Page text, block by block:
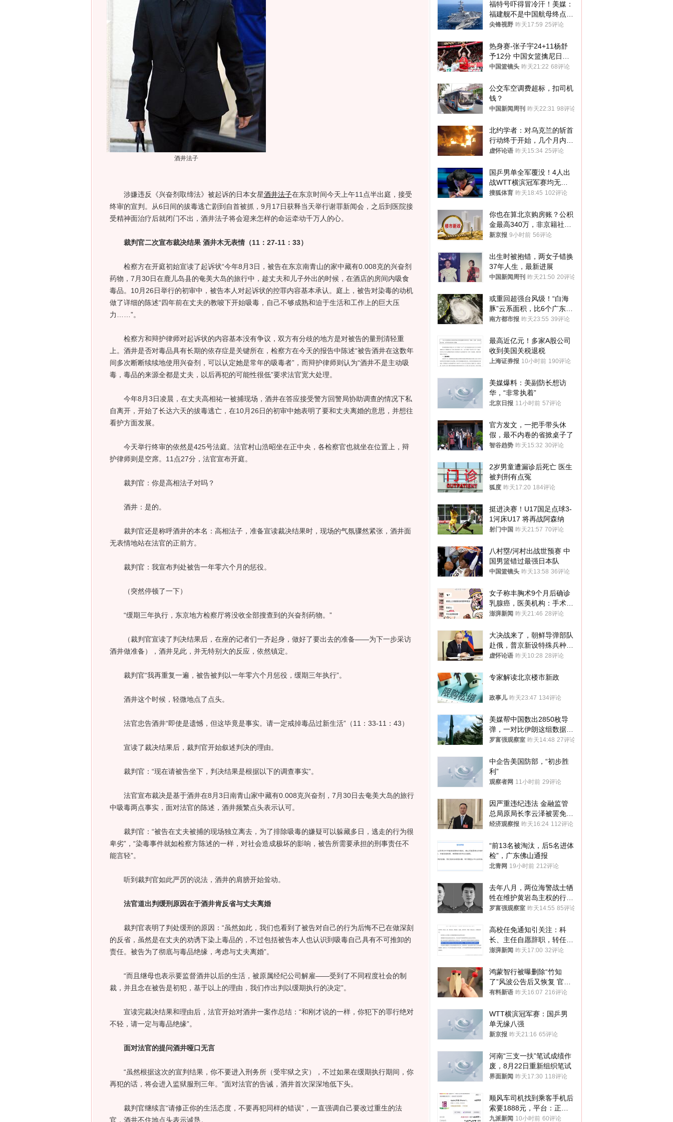
酒井法子
涉嫌违反《兴奋剂取缔法》被起诉的日本女星酒井法子在东京时间今天上午11点半出庭，接受
终审的宣判。从6日间的拔毒逃亡剧到自首被抓，9月17日获释当天举行谢罪新闻会，之后到医院接
受精神面治疗后就闭门不出，酒井法子将会迎来怎样的命运牵动千万人的心。
裁判官二次宣布裁决结果 酒井木无表情（11：27-11：33）
检察方在开庭初始宣读了起诉状“今年8月3日，被告在东京南青山的家中藏有0.008克的兴奋剂
药物，7月30日在鹿儿岛县的奄美大岛的旅行中，趁丈夫和儿子外出的时候，在酒店的房间内吸食
毒品。10月26日举行的初审中，被告本人对起诉状的控罪内容基本承认。庭上，被告对染毒的动机
做了详细的陈述“四年前在丈夫的教唆下开始吸毒，自己不够成熟和迫于生活和工作上的巨大压
力……”。
检察方和辩护律师对起诉状的内容基本没有争议，双方有分歧的地方是对被告的量刑清轻重
上。酒井是否对毒品具有长期的依存症是关键所在，检察方在今天的报告中陈述“被告酒井在这数年
间多次断断续续地使用兴奋剂，可以认定她是常年的吸毒者”，而辩护律师则认为“酒井不是主动吸
毒，毒品的来源全都是丈夫，以后再犯的可能性很低”要求法官宽大处理。
今年8月3日凌晨，在丈夫高相祐一被捕现场，酒井在答应接受警方回警局协助调查的情况下私
自离开，开始了长达六天的拔毒逃亡，在10月26日的初审中她表明了要和丈夫离婚的意思，并想往
看护方面发展。
今天举行终审的依然是425号法庭。法官村山浩昭坐在正中央，各检察官也就坐在位置上，辩
护律师则是空席。11点27分，法官宣布开庭。
裁判官：你是高相法子对吗？
酒井：是的。
裁判官还是称呼酒井的本名：高相法子，准备宣读裁决结果时，现场的气氛骤然紧张，酒井面
无表情地站在法官的正前方。
裁判官：我宣布判处被告一年零六个月的惩役。
（突然停顿了一下）
“缓期三年执行，东京地方检察厅将没收全部搜查到的兴奋剂药物。”
（裁判官宣读了判决结果后，在座的记者们一齐起身，做好了要出去的准备——为下一步采访
酒井做准备），酒井见此，并无特别大的反应，依然镇定。
裁判官“我再重复一遍，被告被判以一年零六个月惩役，缓期三年执行”。
酒井这个时候，轻微地点了点头。
法官忠告酒井“即使是遗憾，但这毕竟是事实。请一定戒掉毒品过新生活”（11：33-11：43）
宣读了裁决结果后，裁判官开始叙述判决的理由。
裁判官：“现在请被告坐下，判决结果是根据以下的调查事实”。
法官宣布裁决是基于酒井在8月3日南青山家中藏有0.008克兴奋剂，7月30日去奄美大岛的旅行
中吸毒两点事实，面对法官的陈述，酒井频繁点头表示认可。
裁判官：“被告在丈夫被捕的现场独立离去，为了排除吸毒的嫌疑可以躲藏多日，逃走的行为很
卑劣”，“染毒事件就如检察方陈述的一样，对社会造成极坏的影响，被告所需要承担的刑事责任不
能言轻”。
听到裁判官如此严厉的说法，酒井的肩膀开始耸动。
法官道出判缓刑原因在于酒井肯反省与丈夫离婚
裁判官表明了判处缓刑的原因：“虽然如此，我们也看到了被告对自己的行为后悔不已在做深刻
的反省，虽然是在丈夫的劝诱下染上毒品的，不过包括被告本人也认识到吸毒自己具有不可推卸的
责任。被告为了彻底与毒品绝缘，考虑与丈夫离婚”。
“而且继母也表示要监督酒井以后的生活，被原属经纪公司解雇——受到了不同程度社会的制
裁，并且念在被告是初犯，基于以上的理由，我们作出判以缓期执行的决定”。
宣读完裁决结果和理由后，法官开始对酒井一案作总结：“和刚才说的一样，你犯下的罪行绝对
不轻，请一定与毒品绝缘”。
面对法官的提问酒井哑口无言
“虽然根据这次的宣判结果，你不要进入刑务所（受牢狱之灾），不过如果在缓期执行期间，你
再犯的话，将会进入监狱服刑三年。”面对法官的告诫，酒井首次深深地低下头。
裁判官继续言“请修正你的生活态度，不要再犯同样的错误”，一直强调自己要改过重生的法
官，酒井不住地点头表示诚恳。
福特号吓得冒冷汗！美媒：
福建舰不是中国航母终点，
而是新起点！
尖锋视野 昨天17:59 25评论
热身赛-张子宇24+11杨舒
予12分 中国女篮擒尼日利
亚
中国篮镜头 昨天21:22 68评论
公交车空调费超标，扣司机
钱？
中国新闻周刊 昨天22:31 98评论
北约学者：对乌克兰的斩首
行动终于开始，几个月内乌
将投降
虚怀论语 昨天15:34 25评论
国乒男单全军覆没！4人出
战WTT横滨冠军赛均无缘
八强
搜狐体育 昨天18:45 102评论
你也在算北京购房账？公积
金最高340万，非京籍社保
1年
新京报 9小时前 56评论
出生时被抱错，两女子错换
37年人生，最新进展
中国新闻周刊 昨天21:50 20评论
或重回超强台风级！“白海
豚”云系面积，比6个广东还
大！深圳官方：注意这件事
南方都市报 昨天23:55 39评论
最高近亿元！多家A股公司
收到美国关税退税
上海证券报 10小时前 190评论
美媒爆料：美副防长想访
华，“非常执着”
北京日报 11小时前 57评论
官方发文，一把手带头休
假，最不内卷的省掀桌子了
智谷趋势 昨天15:32 30评论
2岁男童遭漏诊后死亡 医生
被判刑有点冤
狐度 昨天17:20 184评论
挺进决赛！U17国足点球3-
1河床U17 将再战阿森纳
射门中国 昨天21:57 70评论
八村塁/河村出战世预赛 中
国男篮错过最强日本队
中国篮镜头 昨天13:58 36评论
女子称丰胸术9个月后确诊
乳腺癌，医美机构：手术不
可能引发癌症，建议走司法
澎湃新闻 昨天21:46 28评论
大决战来了，朝鲜导弹部队
赴俄，普京新设特殊兵种，
76岁老将扛旗
虚怀论语 昨天10:28 28评论
专家解读北京楼市新政
政事儿 昨天23:47 134评论
美媒帮中国数出2850枚导
弹，一对比伊朗这组数据，
发现出大事了
罗富强观察室 昨天14:48 27评论
中企告美国防部，“初步胜
利”
观察者网 11小时前 29评论
因严重违纪违法 金融监管
总局原局长李云泽被罢免全
国人大代表
经济观察报 昨天16:24 112评论
“前13名被淘汰，后5名进体
检”，广东佛山通报
北青网 19小时前 212评论
去年八月，两位海警战士牺
牲在维护黄岩岛主权的行动
中
罗富强观察室 昨天14:55 85评论
高校任免通知引关注：科
长、主任自愿辞职，转任思
政辅导员
澎湃新闻 昨天17:00 32评论
鸿蒙智行被曝删除“竹知
了”风波公告后又恢复 官媒
曾力挺：劝华为要大度的，
有料新语 昨天16:07 216评论
WTT横滨冠军赛：国乒男
单无缘八强
新京报 昨天21:16 65评论
河南“三支一扶”笔试成绩作
废，8月22日重新组织笔试
界面新闻 昨天17:30 118评论
顺风车司机找到乘客手机后
索要1888元，平台：正和
司机沟通协商
九派新闻 10小时前 60评论